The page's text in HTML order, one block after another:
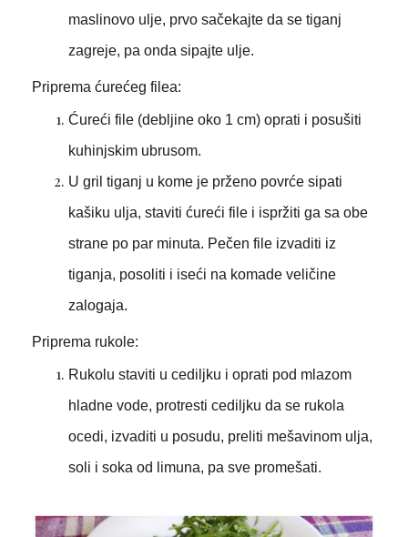
maslinovo ulje, prvo sačekajte da se tiganj
zagreje, pa onda sipajte ulje.
Priprema ćurećeg filea:
Ćureći file (debljine oko 1 cm) oprati i posušiti
kuhinjskim ubrusom.
U gril tiganj u kome je prženo povrće sipati
kašiku ulja, staviti ćureći file i ispržiti ga sa obe
strane po par minuta. Pečen file izvaditi iz
tiganja, posoliti i iseći na komade veličine
zalogaja.
Priprema rukole:
Rukolu staviti u cediljku i oprati pod mlazom
hladne vode, protresti cediljku da se rukola
ocedi, izvaditi u posudu, preliti mešavinom ulja,
soli i soka od limuna, pa sve promešati.